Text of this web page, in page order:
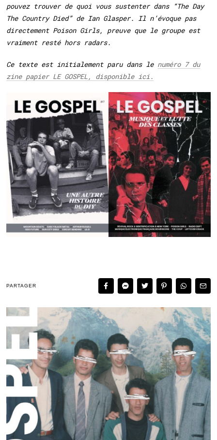
pouvez trouver de quoi vous sustenter dans “The Day
The Country Died” de Ian Glasper. Il n’évoque pas
directement Poison Girls, preuve que le groupe est
vraiment resté hors radars.
Ce texte est initialement paru dans le numéro 7 du
zine papier LE GOSPEL, disponible ici.
PARTAGER